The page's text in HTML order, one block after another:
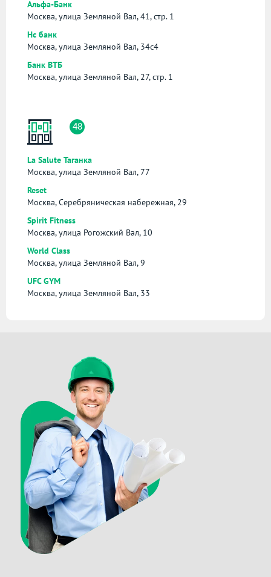
Альфа-Банк
Москва, улица Земляной Вал, 41, стр. 1
Нс банк
Москва, улица Земляной Вал, 34с4
Банк ВТБ
Москва, улица Земляной Вал, 27, стр. 1
48
La Salute Таганка
Москва, улица Земляной Вал, 77
Reset
Москва, Серебряническая набережная, 29
Spirit Fitness
Москва, улица Рогожский Вал, 10
World Class
Москва, улица Земляной Вал, 9
UFC GYM
Москва, улица Земляной Вал, 33